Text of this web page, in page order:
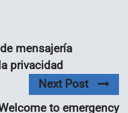
mensajería
privacidad
Next Post
to emergency